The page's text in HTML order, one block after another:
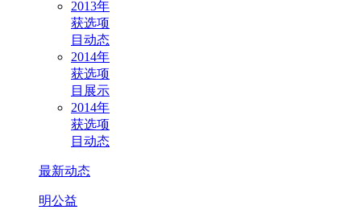
2013年
获选项
目动态
2014年
获选项
目展示
2014年
获选项
目动态
最新动态
明公益